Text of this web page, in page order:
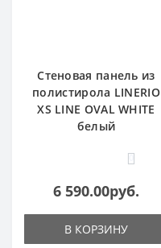
Стеновая панель из
полистирола LINERIO
XS LINE OVAL WHITE
белый
0
6 590.00руб.
В КОРЗИНУ